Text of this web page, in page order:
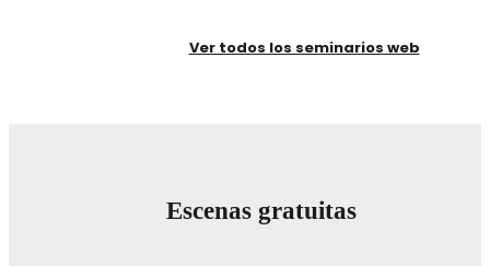
Ver todos los seminarios web
Escenas gratuitas